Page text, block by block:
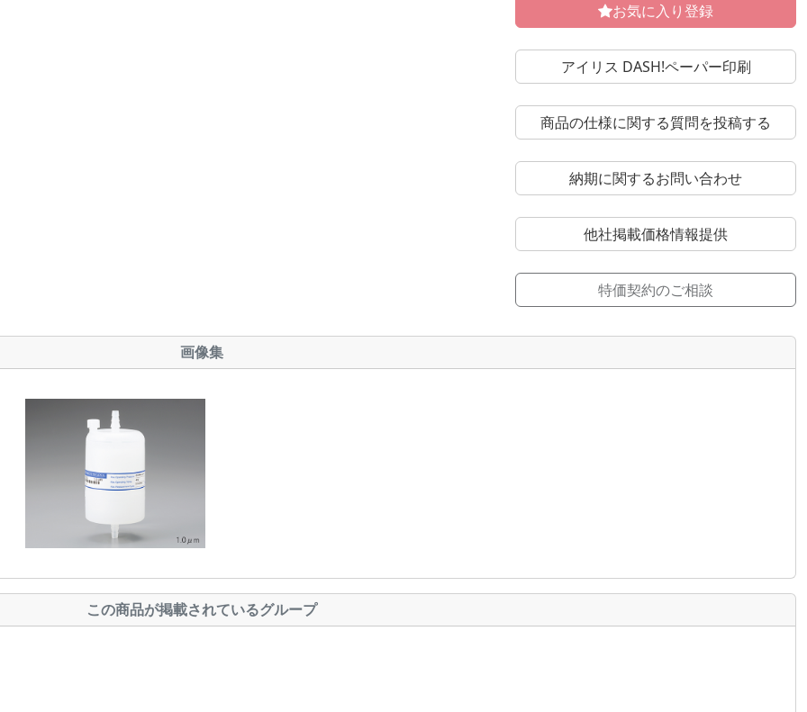
お気に入り登録
アイリス DASH!ペーパー印刷
商品の仕様に関する質問を投稿する
納期に関するお問い合わせ
他社掲載価格情報提供
特価契約のご相談
画像集
この商品が掲載されているグループ